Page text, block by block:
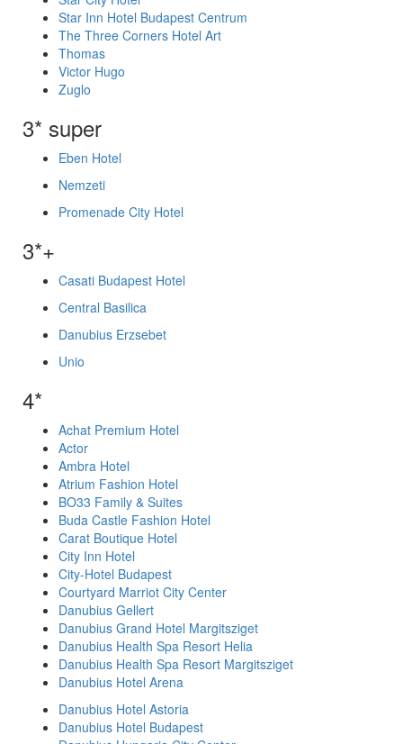
Star Inn Hotel Budapest Centrum
The Three Corners Hotel Art
Thomas
Victor Hugo
Zuglo
3* super
Eben Hotel
Nemzeti
Promenade City Hotel
3*+
Casati Budapest Hotel
Central Basilica
Danubius Erzsebet
Unio
4*
Achat Premium Hotel
Actor
Ambra Hotel
Atrium Fashion Hotel
BO33 Family & Suites
Buda Castle Fashion Hotel
Carat Boutique Hotel
City Inn Hotel
City-Hotel Budapest
Courtyard Marriot City Center
Danubius Gellert
Danubius Grand Hotel Margitsziget
Danubius Health Spa Resort Helia
Danubius Health Spa Resort Margitsziget
Danubius Hotel Arena
Danubius Hotel Astoria
Danubius Hotel Budapest